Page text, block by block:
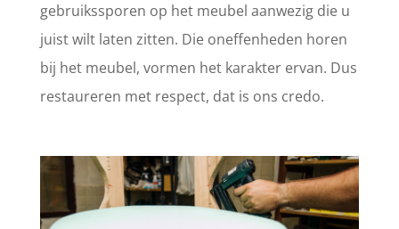
gebruikssporen op het meubel aanwezig die u
juist wilt laten zitten. Die oneffenheden horen
bij het meubel, vormen het karakter ervan. Dus
restaureren met respect, dat is ons credo.